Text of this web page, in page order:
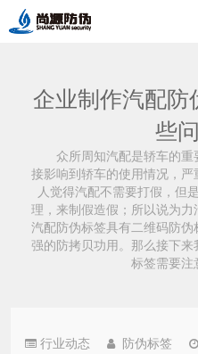
企业制作汽配防
些
众所周知汽配是轿车的重
接影响到轿车的使用情况，
人觉得汽配不需要打假，但
理，来制假造假；所以说为力
汽配防伪标签具有二维码防
强的防拷贝功用。那么接下
标签需要注
行业动态 防伪标签